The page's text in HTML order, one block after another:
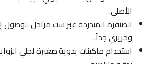
الأصلي.
الصنفرة المتدرجة عبر ست مراحل للوصول
وحريري جداً.
استخدام ماكينات يدوية صغيرة لجلي الزوايا